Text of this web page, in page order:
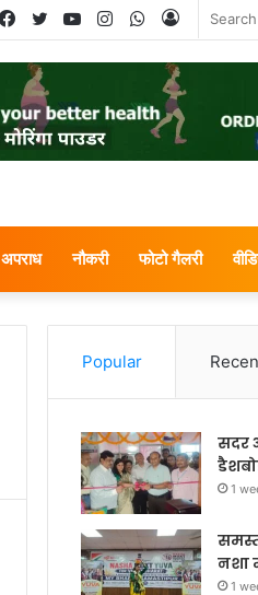
Log
WhatsApp
Instagram
YouTube
Twitter
Facebook
अपराध नौकरी फोटो गैलरी
Popular
सदर
1
नशा
1